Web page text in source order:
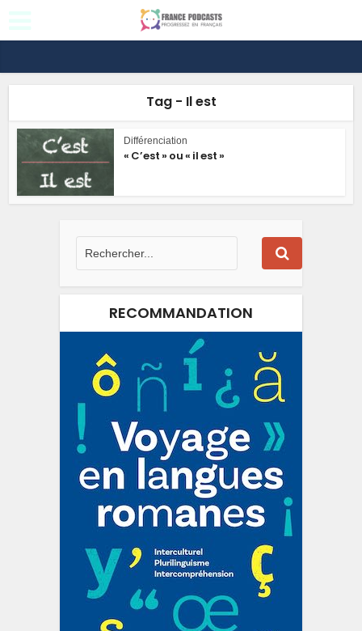
Tag - Il est
Différenciation
« C’est » ou « il est »
RECOMMANDATION